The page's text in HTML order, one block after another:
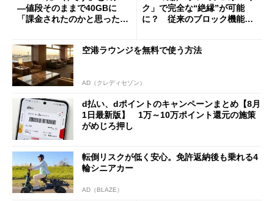
―値段そのままで40GBに
「課金されたのかと思った」
ク」で完全な“絶縁”が可能
に？ 従来のブロック機能と
空港ラウンジを無料で使う方法
AD（クレディセゾン）
d払い、dポイントのキャンペーンまとめ【8月
1日最新版】 1万～10万ポイント還元の施策
がめじろ押し
転倒リスクが低く安心。免許返納後も乗れる4
輪シニアカー
AD（BLAZE）